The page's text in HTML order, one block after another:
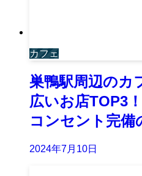
カフェ
巣鴨駅周辺のカ
広いお店TOP3
コンセント完備
2024年7月10日